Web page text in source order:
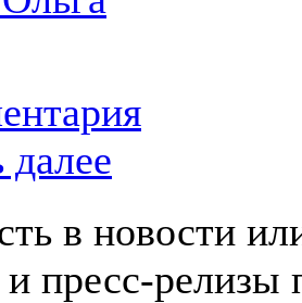
далее
в новости
пресс-релизы